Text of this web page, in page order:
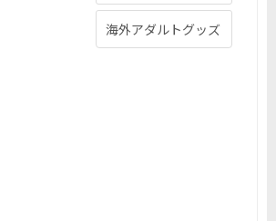
海外アダルトグッズ